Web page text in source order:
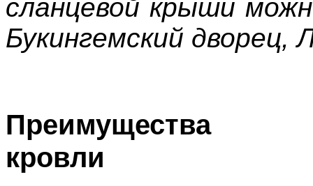
сланцевой крыши
Букингемский дворец,
Преимущества
кровли